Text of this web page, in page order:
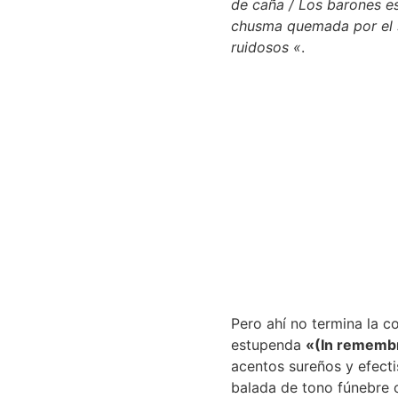
de caña / Los barones
chusma quemada por
ruidosos «.
Pero ahí no termina la
estupenda «(In
acentos sureños y
balada de tono fúnebre